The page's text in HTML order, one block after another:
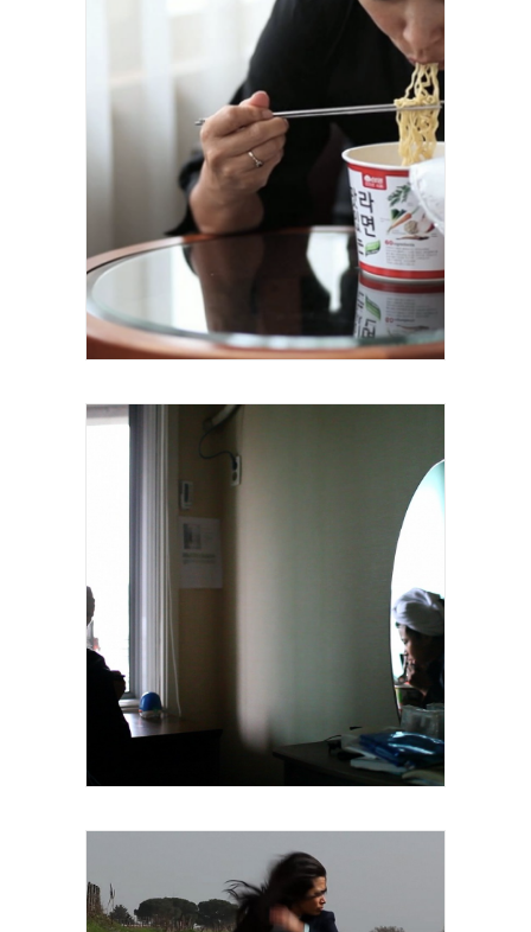
Série Place-Names Vidéo sonore Durée 3
minutes 2010
Série Place-Names Vidéo sonore Durée 3
minutes 2010